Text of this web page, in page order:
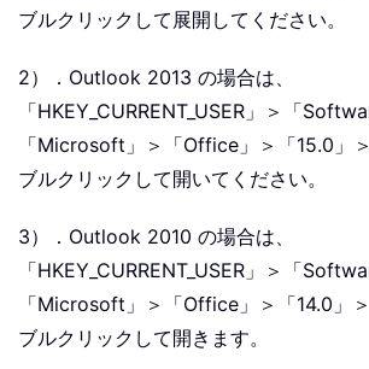
ブルクリックして展開してください。
2）．Outlook 2013 の場合は、
「HKEY_CURRENT_USER」＞「
「Microsoft」＞「Office」＞「15.0」
ブルクリックして開いてください。
3）．Outlook 2010 の場合は、
「HKEY_CURRENT_USER」＞「
「Microsoft」＞「Office」＞「14.0」
ブルクリックして開きます。